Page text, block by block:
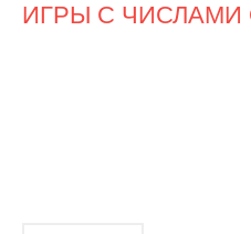
ИГРЫ С ЧИСЛАМИ